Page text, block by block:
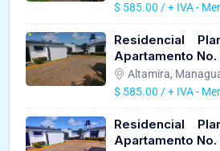
$ 585.00 / + IVA -
Residencial
Apartamento No.
Altamira,
$ 585.00 / + IVA -
Residencial
Apartamento No.